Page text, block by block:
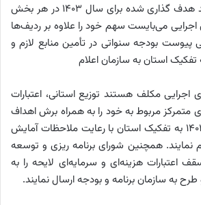
۱۴- به منظور تحقق رشد هدف گذاری شده برای سال ۱۴۰۳ در هر بخش
می‌بایست سهم خود را علاوه بر ردیف‌ها
بودجه سنواتی در تأمین منابع لازم و
استان به سازمان اعلام
اجرایی مکلف هستند توزیع استانی، اعتبارات
متمرکز مربوط به خود را به همراه برش اهداف
توسعه بخش در سال ۱۴۰۳ به تفکیک استان با رعایت ملاحظات آمایش
نمایند. همچنین شورای برنامه ریزی و توسعه
اعتبارات هزینه‌ای و سرمایه‌ای لایحه را به
به سازمان برنامه و بودجه ارسال نمایند.